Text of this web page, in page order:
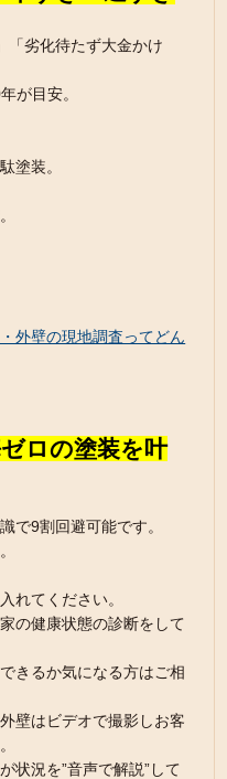
「劣化待たず大金かけ
が目安。
塗装。
外壁の現地調査ってどん
ゼロの塗装を叶
で9割回避可能です。
れてください。
の健康状態の診断をして
きるか気になる方はご相
壁はビデオで撮影しお客
状況を”音声で解説”して